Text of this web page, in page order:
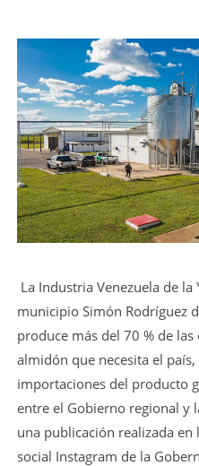
La Industria Venezuela de la
municipio Simón Rodríguez
produce más del 70 % de
almidón que necesita el
importaciones del producto
entre el Gobierno regional y
una publicación realizada
social Instagram de la